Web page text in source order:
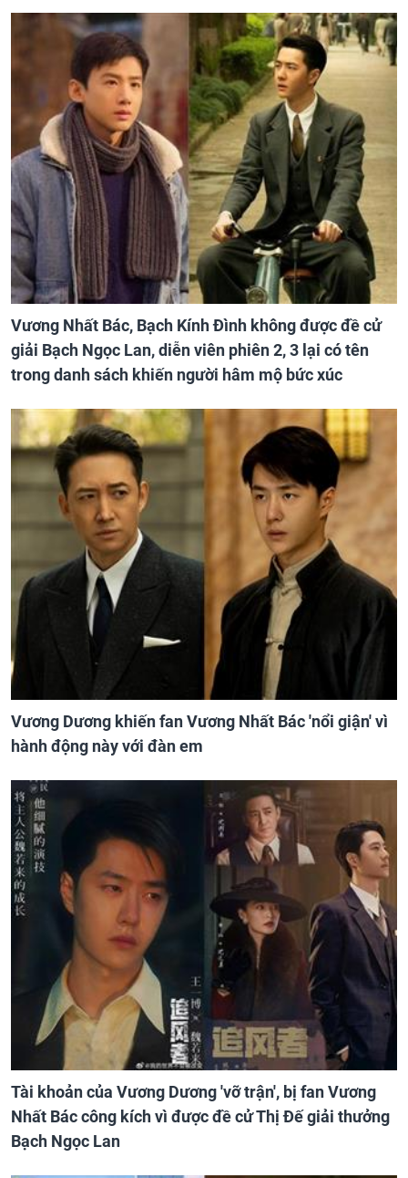
Vương Nhất Bác, Bạch Kính Đình không được đề cử
giải Bạch Ngọc Lan, diễn viên phiên 2, 3 lại có tên
trong danh sách khiến người hâm mộ bức xúc
Vương Dương khiến fan Vương Nhất Bác 'nổi giận' vì
hành động này với đàn em
Tài khoản của Vương Dương 'vỡ trận', bị fan Vương
Nhất Bác công kích vì được đề cử Thị Đế giải thưởng
Bạch Ngọc Lan